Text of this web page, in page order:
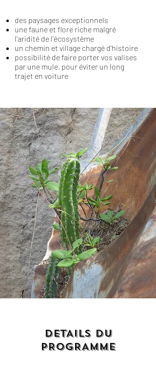
des paysages exceptionnels
une faune et flore riche malgré
l'aridité de l'écosystème
un chemin et village chargé d'histoire
possibilité de faire porter vos valises
par une mule, pour éviter un long
trajet en voiture
DETAILS DU
PROGRAMME